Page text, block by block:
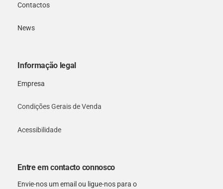
Contactos
News
Informação legal
Empresa
Condições Gerais de Venda
Acessibilidade
Entre em contacto connosco
Envie-nos um email ou ligue-nos para o